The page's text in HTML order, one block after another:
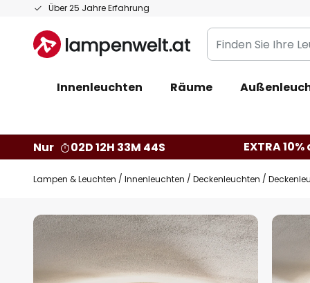
Über 25 Jahre Erfahrung
Zum
springen
Finden
Sie
Leuchte...
Innenleuchten Räume
Nur
02D 12H 33M 43S EXTRA
Lampen & Leuchten Innenleuchten Deckenleuchten
Zum
Ende
Bildgalerie